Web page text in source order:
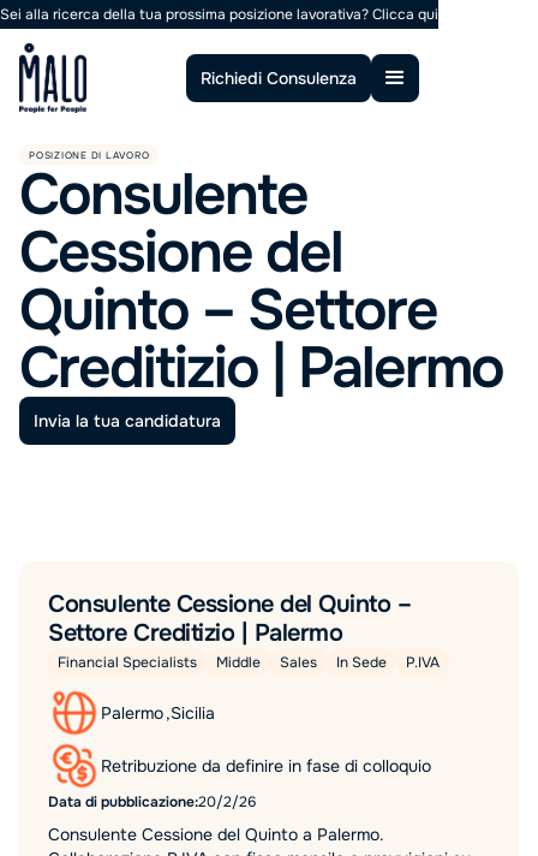
Sei alla ricerca della tua prossima posizione lavorativa?Clicca qui
Richiedi Consulenza
POSIZIONE DI LAVORO
Consulente
Cessione del
Quinto – Settore
Creditizio | Palermo
Invia la tua candidatura
Consulente Cessione del Quinto –
Settore Creditizio | Palermo
Financial Specialists Middle Sales In Sede P.IVA
Palermo,Sicilia
Retribuzione da definire in fase di colloquio
Data di pubblicazione:20/2/26
Consulente Cessione del Quinto a Palermo.